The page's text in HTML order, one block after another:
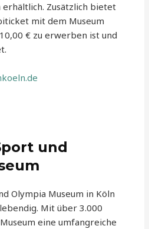
Zusätzlich bietet
mit dem Museum
€ zu erwerben ist und
und
Olympia Museum in Köln
Mit über 3.000
eine umfangreiche